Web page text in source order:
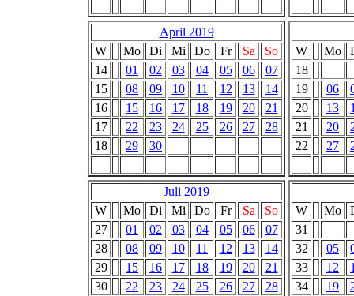
April 2019
W
Mo Di Mi Do Fr Sa
So
14
01 02 03 04 05 06
07
15
08 09 10 11 12 13
14
16
15 16 17 18 19 20
21
17
22 23 24 25 26 27
28
18
29 30
W Mo
18
19
06
20
13
21
20
22
27
Juli 2019
W
Mo Di Mi Do Fr Sa
So
27
01 02 03 04 05 06
07
28
08 09 10 11 12 13
14
29
15 16 17 18 19 20
21
30
22 23 24 25 26 27
28
W Mo
31
32
05
33
12
34
19